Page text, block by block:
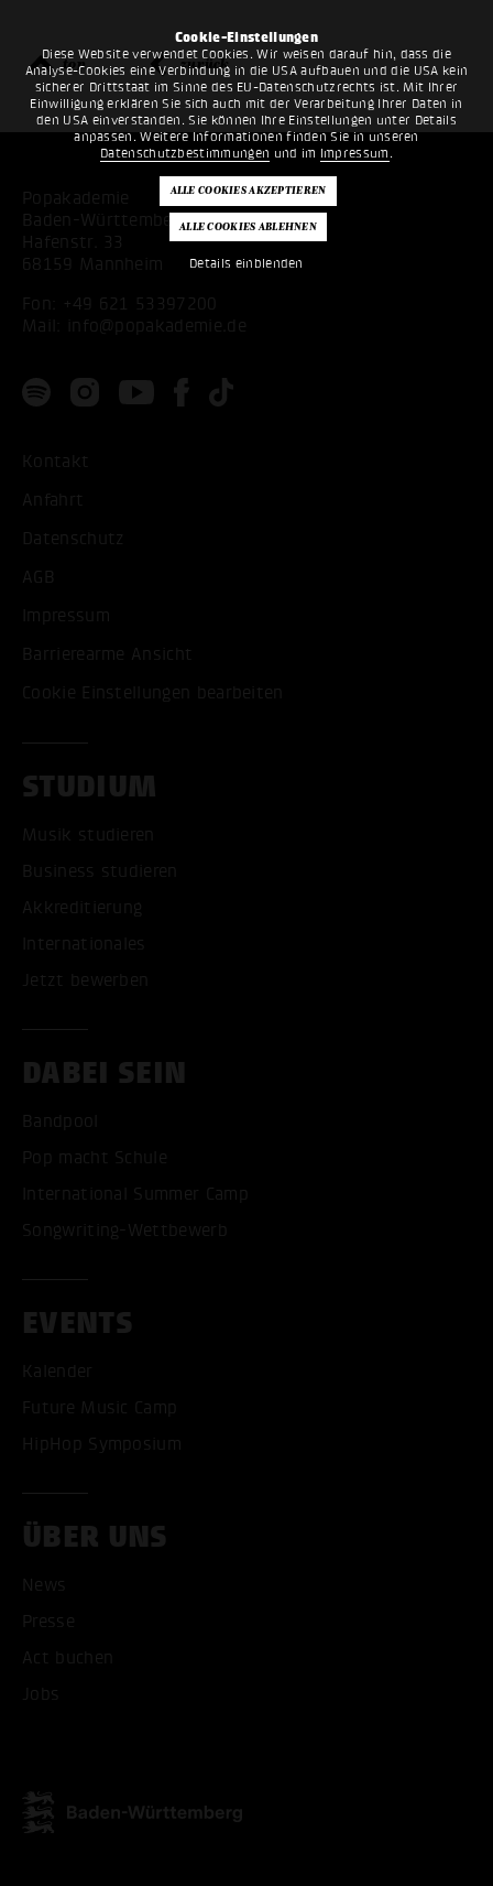
Cookie-Einstellungen
Diese Website verwendet Cookies. Wir weisen darauf hin, dass die
Analyse-Cookies eine Verbindung in die USA aufbauen und die USA kein
sicherer Drittstaat im Sinne des EU-Datenschutzrechts ist. Mit Ihrer
Einwilligung erklären Sie sich auch mit der Verarbeitung Ihrer Daten in
den USA einverstanden. Sie können Ihre Einstellungen unter Details
anpassen. Weitere Informationen finden Sie in unseren
Datenschutzbestimmungen und im Impressum .
Details einblenden
top zurück
Popakademie
Baden-Württemberg
Hafenstr. 33
68159 Mannheim
Fon:
+49 621 53397200
Mail:
info@popakademie.de
Kontakt
Anfahrt
Datenschutz
AGB
Impressum
Barrierearme Ansicht
Cookie Einstellungen bearbeiten
STUDIUM
Musik studieren
Business studieren
Akkreditierung
Internationales
Jetzt bewerben
DABEI SEIN
Bandpool
Pop macht Schule
International Summer Camp
Songwriting-Wettbewerb
EVENTS
Kalender
Future Music Camp
HipHop Symposium
ÜBER UNS
News
Presse
Act buchen
Jobs